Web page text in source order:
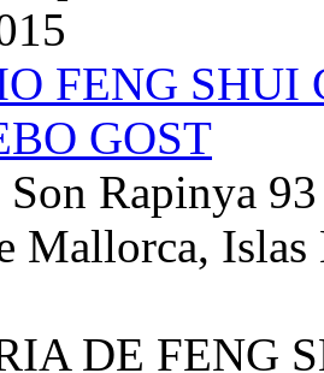
FENG
GOST
Rapinya 93
Mallorca, Islas
DE FENG